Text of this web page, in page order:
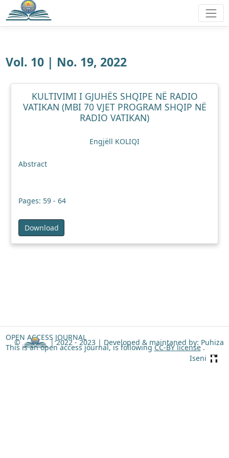
Vol. 10 | No. 19, 2022
KULTIVIMI I GJUHËS SHQIPE NË RADIO
VATIKAN (MBI 70 VJET PROGRAM SHQIP NË
RADIO VATIKAN)
Engjëll KOLIQI
Abstract
Pages: 59 - 64
Download
OPEN ACCESS JOURNAL
This is an open access journal, is followingCC-BY license.
© | 2022 - 2023 | Developed & maintaned by: Puhiza
Iseni